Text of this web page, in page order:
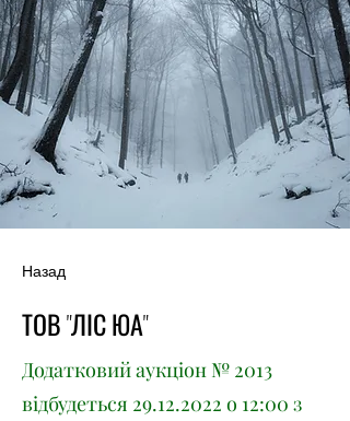
Назад
ТОВ "ЛІС ЮА"
Додатковий аукціон № 2013
відбудеться 29.12.2022 о 12:00 з